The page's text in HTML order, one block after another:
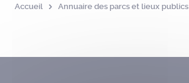
Accueil Annuaire des parcs et lieux publics